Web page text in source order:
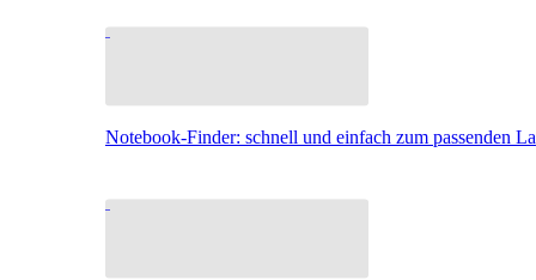
Notebook-Finder: schnell und einfach zum passenden